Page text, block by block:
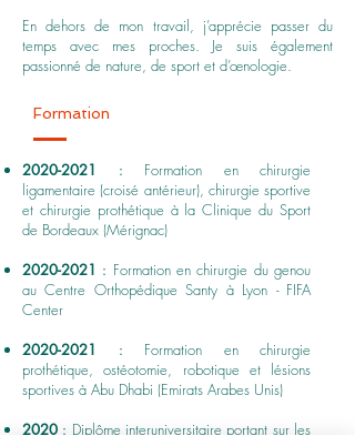
En dehors de mon travail, j’apprécie passer du
temps avec mes proches. Je suis également
passionné de nature, de sport et d’œnologie.
Formation
2020-2021 : Formation en chirurgie
ligamentaire (croisé antérieur), chirurgie sportive
et chirurgie prothétique à la Clinique du Sport
de Bordeaux (Mérignac)
2020-2021 : Formation en chirurgie du genou
au Centre Orthopédique Santy à Lyon - FIFA
Center
2020-2021
: Formation en chirurgie
prothétique, ostéotomie, robotique et lésions
sportives à Abu Dhabi (Emirats Arabes Unis)
2020 : Diplôme interuniversitaire portant sur les